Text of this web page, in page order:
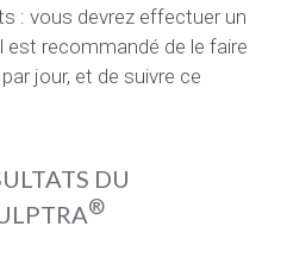
: vous devrez effectuer un
recommandé de le faire
jour, et de suivre ce
DU
®